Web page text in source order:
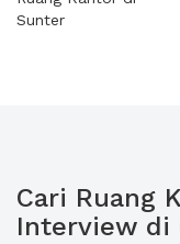
Sunter
Cari Ruang
Interview di